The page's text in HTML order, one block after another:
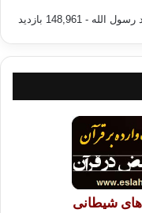
الله - 148,961 بازدید
شیطانی